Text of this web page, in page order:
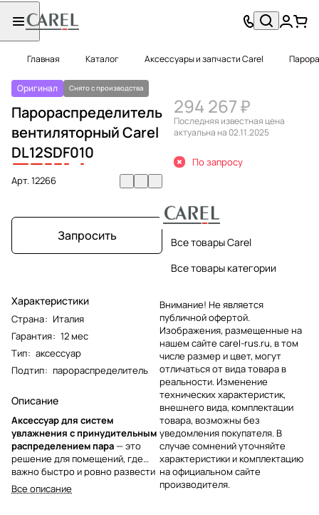
Главная Каталог Аксессуары и запчасти Carel
Оригинал Снято с производства
Парораспределитель
вентиляторный Carel
DL12SDF010
Арт.12266
Запросить
Характеристики
Страна: Италия
Гарантия: 12 мес
Тип: аксессуар
Подтип: парораспределитель
Описание
Аксессуар для систем
увлажнения с принудительным
распределением пара— это
решение для помещений, где
важно быстро и ровно развести
пар по зоне обслуживания без
монтажа длинных паропроводов.
Все описание
294 267 ₽
Последняя известная цена
актуальна на 02.11.2025
По запросу
Все товары Carel
Все товары категории
Внимание! Не является
публичной офертой.
Изображения, размещенные на
нашем сайте carel-rus.ru, в том
числе размер и цвет, могут
отличаться от вида товара в
реальности. Изменение
технических характеристик,
внешнего вида, комплектации
товара, возможны без
уведомления покупателя. В
случае сомнений уточняйте
характеристики и комплектацию
на официальном сайте
производителя.